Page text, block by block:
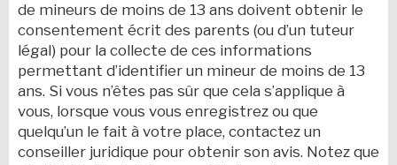
de mineurs de moins de 13 ans doivent obtenir le
consentement écrit des parents (ou d’un tuteur
légal) pour la collecte de ces informations
permettant d’identifier un mineur de moins de 13
ans. Si vous n’êtes pas sûr que cela s’applique à
vous, lorsque vous vous enregistrez ou que
quelqu’un le fait à votre place, contactez un
conseiller juridique pour obtenir son avis. Notez que